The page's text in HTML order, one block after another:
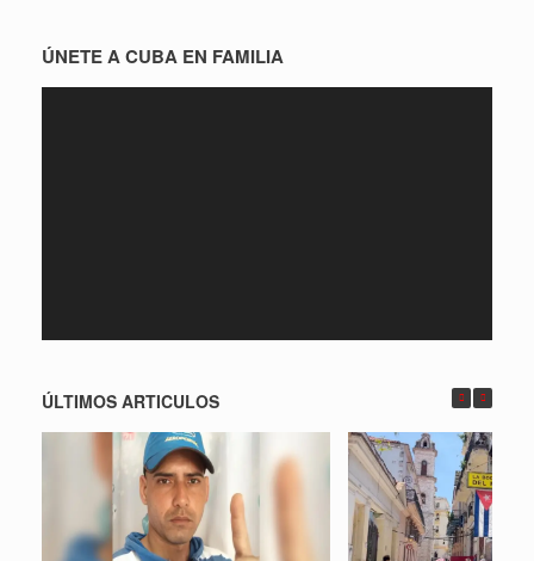
ÚNETE A CUBA EN FAMILIA
ÚLTIMOS ARTICULOS